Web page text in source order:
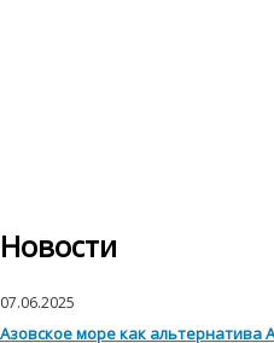
Новости
07.06.2025
Азовское море как альтернатива